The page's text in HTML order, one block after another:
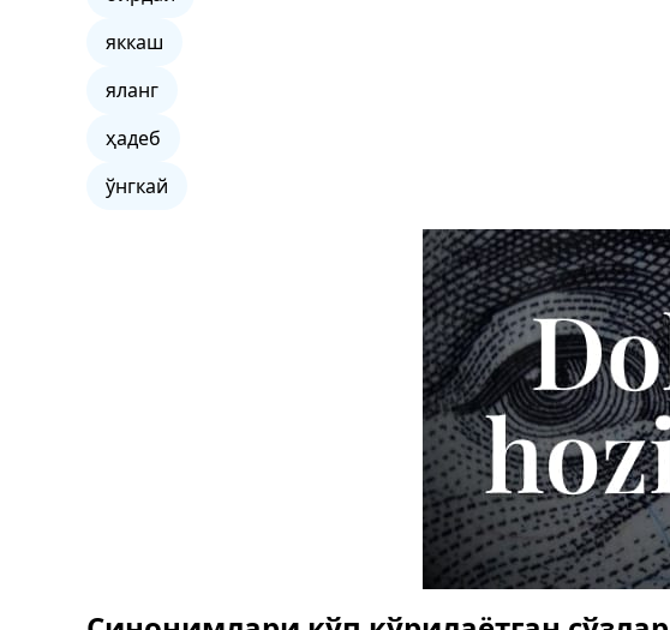
яккаш
яланг
ҳадеб
ўнгкай